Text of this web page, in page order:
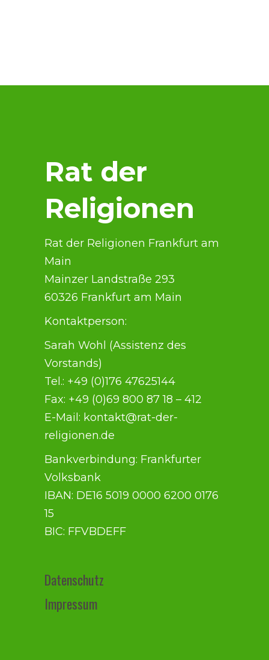
Rat der
Religionen
Rat der Religionen Frankfurt am
Main
Mainzer Landstraße 293
60326 Frankfurt am Main
Kontaktperson:
Sarah Wohl (Assistenz des
Vorstands)
Tel.: +49 (0)176 47625144
Fax: +49 (0)69 800 87 18 – 412
E-Mail: kontakt@rat-der-
religionen.de
Bankverbindung: Frankfurter
Volksbank
IBAN: DE16 5019 0000 6200 0176
15
BIC: FFVBDEFF
Datenschutz
Impressum